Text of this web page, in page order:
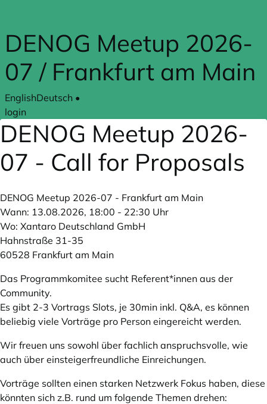
DENOG Meetup 2026-
07 / Frankfurt am Main
EnglishDeutsch •
login
DENOG Meetup 2026-
07 - Call for Proposals
DENOG Meetup 2026-07 - Frankfurt am Main
Wann: 13.08.2026, 18:00 - 22:30 Uhr
Wo: Xantaro Deutschland GmbH
Hahnstraße 31-35
60528 Frankfurt am Main
Das Programmkomitee sucht Referent*innen aus der
Community.
Es gibt 2-3 Vortrags Slots, je 30min inkl. Q&A, es können
beliebig viele Vorträge pro Person eingereicht werden.
Wir freuen uns sowohl über fachlich anspruchsvolle, wie
auch über einsteigerfreundliche Einreichungen.
Vorträge sollten einen starken Netzwerk Fokus haben, diese
könnten sich z.B. rund um folgende Themen drehen: